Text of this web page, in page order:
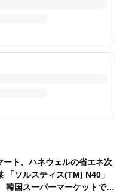
ート、ハネウェルの省エネ次
「ソルスティス(TM) N40」
国スーパーマーケットで初